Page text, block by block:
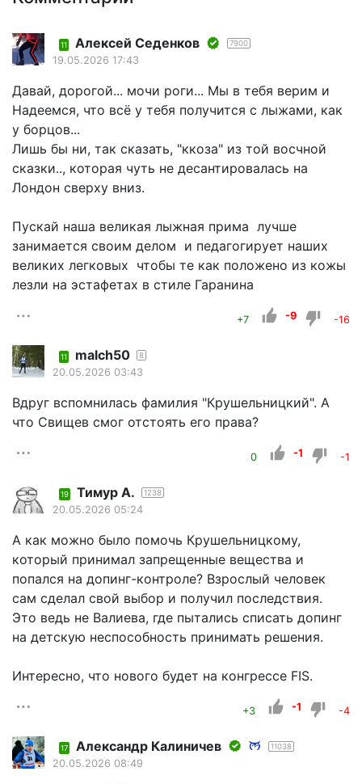
11 Алексей Седенков 7900
19.05.2026 17:43
Давай, дорогой... мочи роги... Мы в тебя верим и
Надеемся, что всё у тебя получится с лыжами, как
у борцов...
Лишь бы ни, так сказать, "ккоза" из той восчной
сказки.., которая чуть не десантировалась на
Лондон сверху вниз.
Пускай наша великая лыжная прима лучше
занимается своим делом и педагогирует наших
великих легковых чтобы те как положено из кожы
лезли на эстафетах в стиле Гаранина
+7 -9 -16
11 malch50 8
20.05.2026 03:43
Вдруг вспомнилась фамилия "Крушельницкий". А
что Свищев смог отстоять его права?
0 -1 -1
19 Тимур А. 1238
20.05.2026 05:24
А как можно было помочь Крушельницкому,
который принимал запрещенные вещества и
попался на допинг-контроле? Взрослый человек
сам сделал свой выбор и получил последствия.
Это ведь не Валиева, где пытались списать допинг
на детскую неспособность принимать решения.
Интересно, что нового будет на конгрессе FIS.
+3 -1 -4
17 Александр Калиничев 11038
20.05.2026 08:49